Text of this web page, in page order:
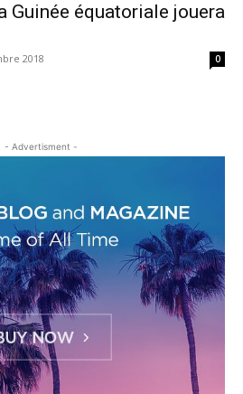
Guinée équatoriale jouera
2018 0
- Advertisment -